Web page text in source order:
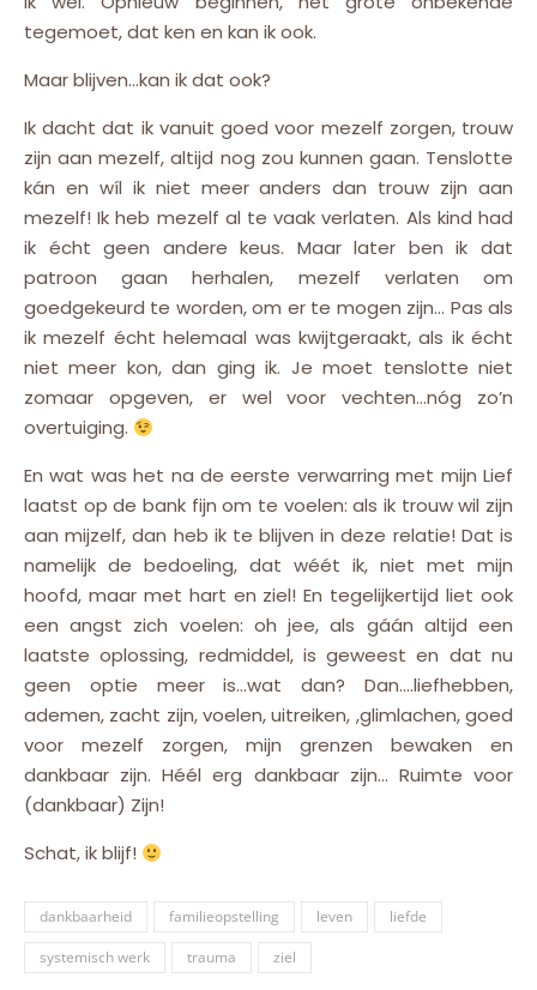
tegemoet, dat ken en kan ik ook.
Maar blijven…kan ik dat ook?
Ik dacht dat ik vanuit goed voor mezelf zorgen, trouw
zijn aan mezelf, altijd nog zou kunnen gaan. Tenslotte
kán en wíl ik niet meer anders dan trouw zijn aan
mezelf! Ik heb mezelf al te vaak verlaten. Als kind had
ik écht geen andere keus. Maar later ben ik dat
patroon gaan herhalen, mezelf verlaten om
goedgekeurd te worden, om er te mogen zijn… Pas als
ik mezelf écht helemaal was kwijtgeraakt, als ik écht
niet meer kon, dan ging ik. Je moet tenslotte niet
zomaar opgeven, er wel voor vechten…nóg zo’n
overtuiging.
En wat was het na de eerste verwarring met mijn Lief
laatst op de bank fijn om te voelen: als ik trouw wil zijn
aan mijzelf, dan heb ik te blijven in deze relatie! Dat is
namelijk de bedoeling, dat wéét ik, niet met mijn
hoofd, maar met hart en ziel! En tegelijkertijd liet ook
een angst zich voelen: oh jee, als gáán altijd een
laatste oplossing, redmiddel, is geweest en dat nu
geen optie meer is…wat dan? Dan….liefhebben,
ademen, zacht zijn, voelen, uitreiken, ,glimlachen, goed
voor mezelf zorgen, mijn grenzen bewaken en
dankbaar zijn. Héél erg dankbaar zijn… Ruimte voor
(dankbaar) Zijn!
Schat, ik blijf!
dankbaarheid familieopstelling leven
liefde
systemisch werk
trauma ziel